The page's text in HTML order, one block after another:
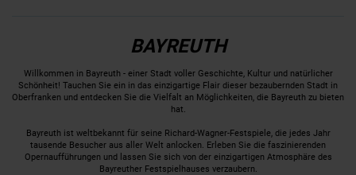
BAYREUTH
Willkommen in Bayreuth - einer Stadt voller Geschichte, Kultur und natürlicher
Schönheit! Tauchen Sie ein in das einzigartige Flair dieser bezaubernden Stadt in
Oberfranken und entdecken Sie die Vielfalt an Möglichkeiten, die Bayreuth zu bieten
hat.
Bayreuth ist weltbekannt für seine Richard-Wagner-Festspiele, die jedes Jahr
tausende Besucher aus aller Welt anlocken. Erleben Sie die faszinierenden
Opernaufführungen und lassen Sie sich von der einzigartigen Atmosphäre des
Bayreuther Festspielhauses verzaubern.